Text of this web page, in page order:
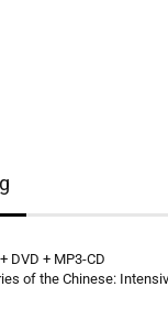
DVD + MP3-CD
of the Chinese: